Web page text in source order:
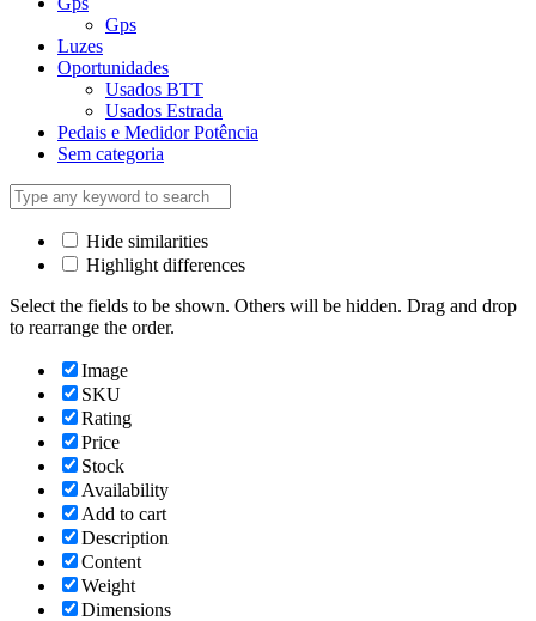
Gps
Luzes
Oportunidades
Usados BTT
Usados Estrada
Pedais e Medidor Potência
Sem categoria
Hide similarities
Highlight differences
Select the fields to be shown. Others will be hidden. Drag and drop
to rearrange the order.
Image
SKU
Rating
Price
Stock
Availability
Add to cart
Description
Content
Weight
Dimensions